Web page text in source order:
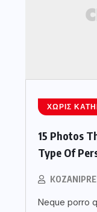
ΧΩΡΊΣ
15 Photos
Type Of
Neque porro